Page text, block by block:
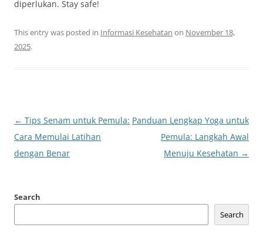
diperlukan. Stay safe!
This entry was posted in Informasi Kesehatan on November 18,
2025.
Post
navigation
← Tips Senam untuk Pemula:
Cara Memulai Latihan
dengan Benar
Panduan Lengkap Yoga untuk
Pemula: Langkah Awal
Menuju Kesehatan →
Search
Search